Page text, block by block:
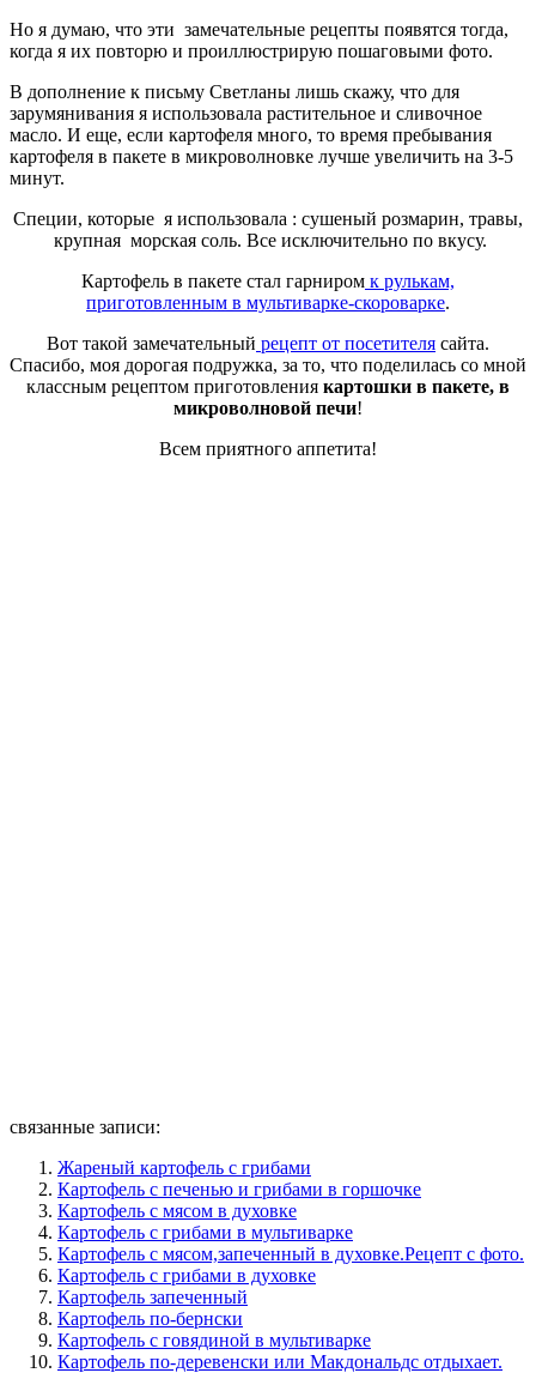
Но я думаю, что эти замечательные рецепты появятся тогда,
когда я их повторю и проиллюстрирую пошаговыми фото.
В дополнение к письму Светланы лишь скажу, что для
зарумянивания я использовала растительное и сливочное
масло. И еще, если картофеля много, то время пребывания
картофеля в пакете в микроволновке лучше увеличить на 3-5
минут.
Специи, которые я использовала : сушеный розмарин, травы,
крупная морская соль. Все исключительно по вкусу.
Картофель в пакете стал гарниром к рулькам,
приготовленным в мультиварке-скороварке.
Вот такой замечательный рецепт от посетителя сайта.
Спасибо, моя дорогая подружка, за то, что поделилась со мной
классным рецептом приготовления картошки в пакете, в
микроволновой печи!
Всем приятного аппетита!
связанные записи:
Жареный картофель с грибами
Картофель с печенью и грибами в горшочке
Картофель с мясом в духовке
Картофель с грибами в мультиварке
Картофель с мясом,запеченный в духовке.Рецепт с фото.
Картофель с грибами в духовке
Картофель запеченный
Картофель по-бернски
Картофель с говядиной в мультиварке
Картофель по-деревенски или Макдональдс отдыхает.